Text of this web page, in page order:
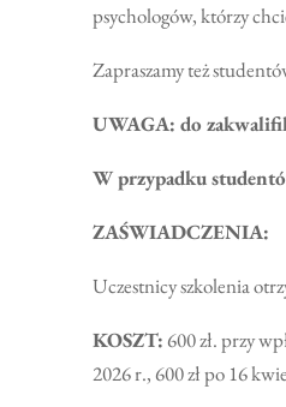
psychologów, którzy
Zapraszamy też
UWAGA: do
W przypadku
ZAŚWIADCZENIA:
Uczestnicy szkolenia
KOSZT:600 zł. przy
2026 r., 600 zł po 16